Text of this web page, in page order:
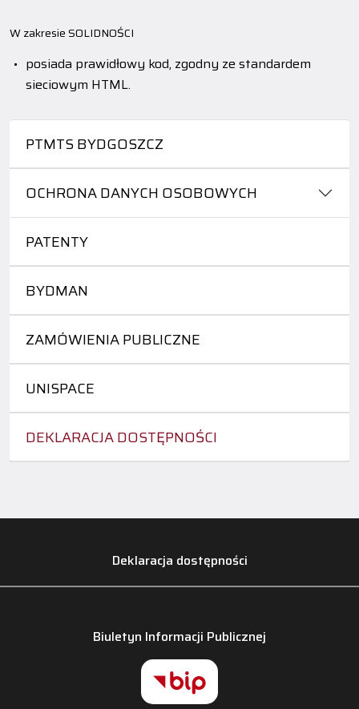
PTMTS BYDGOSZCZ
OCHRONA DANYCH OSOBOWYCH
PATENTY
BYDMAN
ZAMÓWIENIA PUBLICZNE
UNISPACE
DEKLARACJA DOSTĘPNOŚCI
W zakresie SOLIDNOŚCI
posiada prawidłowy kod, zgodny ze standardem
sieciowym HTML.
Deklaracja dostępności
Biuletyn Informacji Publicznej